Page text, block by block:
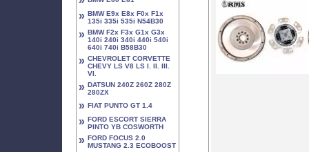
» BMW E9x E8x F0x F1x
135i 335i 535i N54B30
» BMW F2x F3x G1x G3x
140i 240i 340i 440i 540i
640i 740i B58B30
» CHEVROLET CORVETTE
CHEVY LS V8 LS I. II. III.
VI.
» DATSUN 240Z 260Z 280Z
280ZX
» FIAT PUNTO GT 1.4
» FORD ESCORT SIERRA
PINTO YB COSWORTH
» FORD FOCUS 2.0
MUSTANG 2.3 ECOBOOST